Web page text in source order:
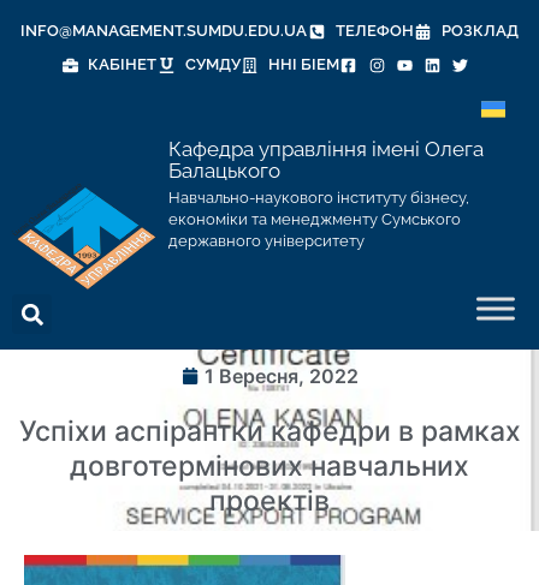
INFO@MANAGEMENT.SUMDU.EDU.UA ТЕЛЕФОН
РОЗКЛАД
КАБІНЕТ
СУМДУ ННІ БІЕМ
Кафедра управління імені Олега
Балацького
Навчально-наукового інституту бізнесу,
економіки та менеджменту Сумського
державного університету
1 Вересня, 2022
Успіхи аспірантки кафедри в рамках
довготермінових навчальних
проектів